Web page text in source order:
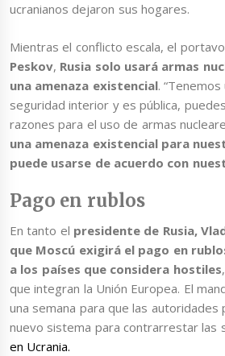
ucranianos dejaron sus hogares.
Mientras el conflicto escala, el
Peskov, Rusia solo usará armas
una amenaza existencial.
seguridad interior y es pública,
razones para el uso de armas
una amenaza existencial para
puede usarse de acuerdo con
Pago en rublos
En tanto el presidente de Rusia,
que Moscú exigirá el pago en
a los países que considera hostiles
que integran la Unión Europea. El
una semana para que las autoridades
nuevo sistema para contrarrestar las
en Ucrania.